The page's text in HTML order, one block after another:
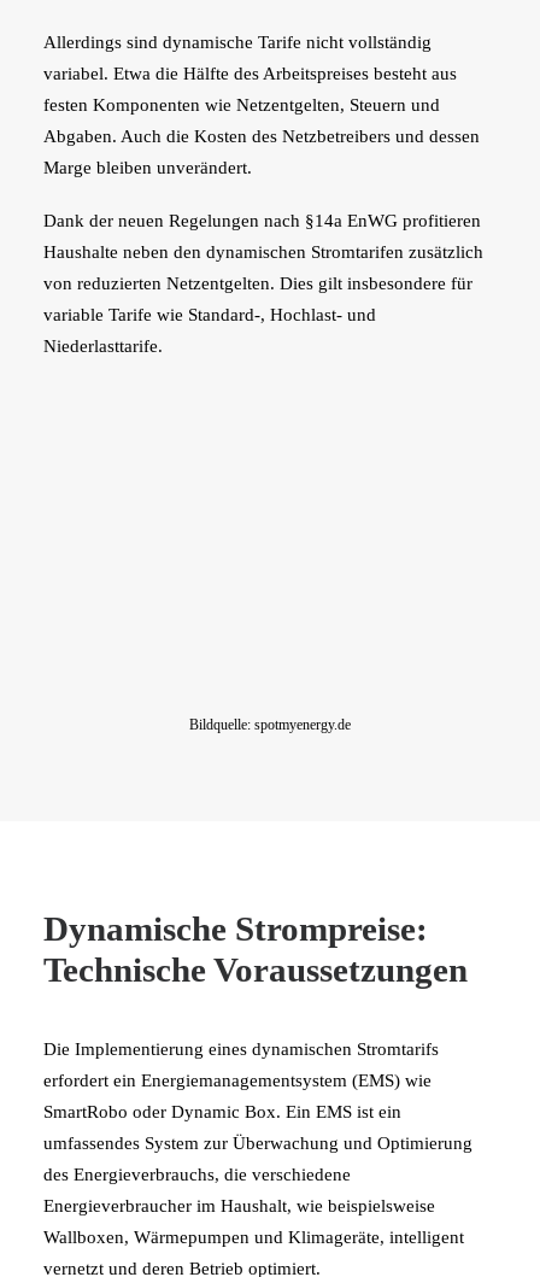
Allerdings sind dynamische Tarife nicht vollständig
variabel. Etwa die Hälfte des Arbeitspreises besteht aus
festen Komponenten wie Netzentgelten, Steuern und
Abgaben. Auch die Kosten des Netzbetreibers und dessen
Marge bleiben unverändert.
Dank der neuen Regelungen nach §14a EnWG profitieren
Haushalte neben den dynamischen Stromtarifen zusätzlich
von reduzierten Netzentgelten. Dies gilt insbesondere für
variable Tarife wie Standard-, Hochlast- und
Niederlasttarife.
Bildquelle: spotmyenergy.de
Dynamische Strompreise:
Technische Voraussetzungen
Die Implementierung eines dynamischen Stromtarifs
erfordert ein Energiemanagementsystem (EMS) wie
SmartRobo oder Dynamic Box. Ein EMS ist ein
umfassendes System zur Überwachung und Optimierung
des Energieverbrauchs, die verschiedene
Energieverbraucher im Haushalt, wie beispielsweise
Wallboxen, Wärmepumpen und Klimageräte, intelligent
vernetzt und deren Betrieb optimiert.